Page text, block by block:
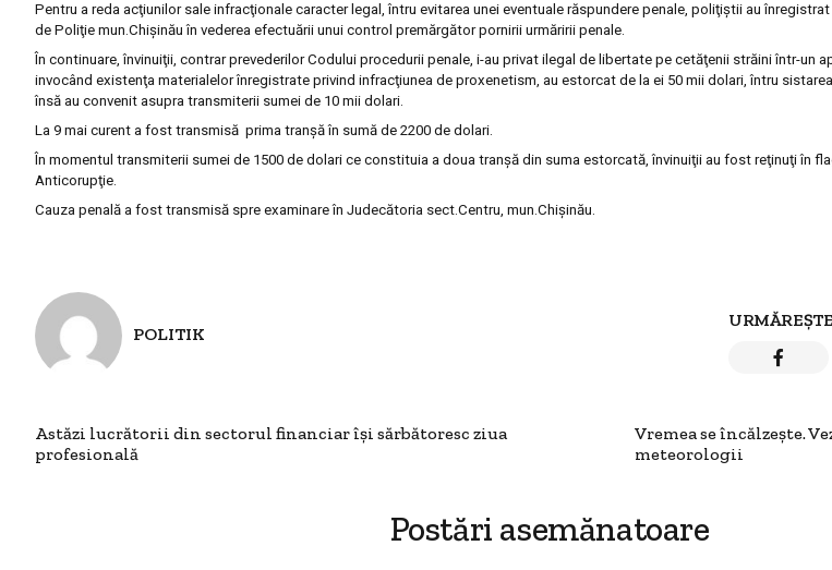
Pentru a reda acţiunilor sale infracţionale caracter legal, întru evitarea unei eventuale răspundere penale, poliţiştii au
de Poliţie mun.Chişinău în vederea efectuării unui control premărgător pornirii urmăririi penale.
În continuare, învinuiţii, contrar prevederilor Codului procedurii penale, i-au privat ilegal de libertate pe cetăţenii străini într-un
invocând existenţa materialelor înregistrate privind infracţiunea de proxenetism, au estorcat de la ei 50 mii dolari, întru
însă au convenit asupra transmiterii sumei de 10 mii dolari.
La 9 mai curent a fost transmisă prima tranşă în sumă de 2200 de dolari.
În momentul transmiterii sumei de 1500 de dolari ce constituia a doua tranşă din suma estorcată, învinuiţii au fost reţinuţi în
Anticorupţie.
Cauza penală a fost transmisă spre examinare în Judecătoria sect.Centru, mun.Chişinău.
POLITIK
Astăzi lucrătorii din sectorul financiar își sărbătoresc ziua
profesională
Vremea se încălzeşte.
meteorologii
Postări asemănatoare